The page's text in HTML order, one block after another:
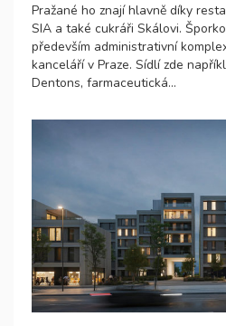
Pražané ho znají hlavně díky
SIA a také cukráři Skálovi.
především administrativní
kanceláří v Praze. Sídlí zde
Dentons, farmaceutická...